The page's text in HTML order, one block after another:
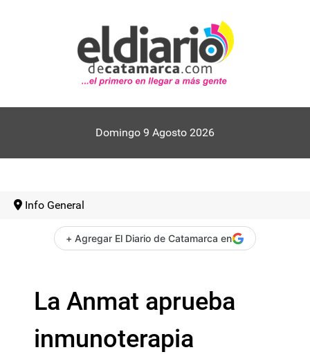
Domingo 9 Agosto 2026
Info General
+ Agregar El Diario de Catamarca en
La Anmat aprueba
inmunoterapia